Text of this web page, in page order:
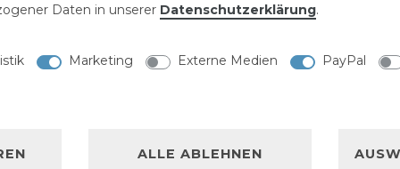
DATEN
Daten in unserer Daten­schutz­erklärung.
Marketing Externe Medien PayPal
ALLE ABLEHNEN